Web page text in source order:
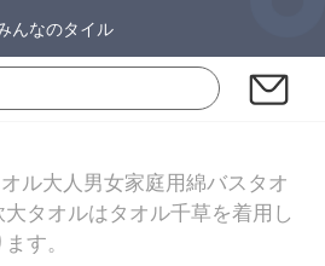
んなのタイル
ル大人男女家庭用綿バスタオ
タオルはタオル千草を着用し
す。